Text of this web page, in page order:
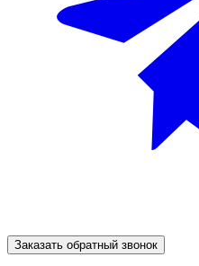
Заказать обратный звонок